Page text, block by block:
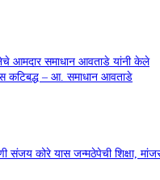
आमदार समाधान आवताडे यांनी केले
कटिबद्ध – आ. समाधान आवताडे
संजय कोरे यास जन्मठेपेची शिक्षा,